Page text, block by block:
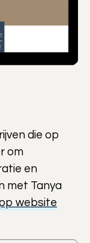
die op
om
en
met Tanya
website